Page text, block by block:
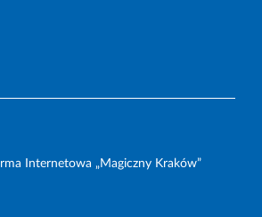
Internetowa „Magiczny Kraków”